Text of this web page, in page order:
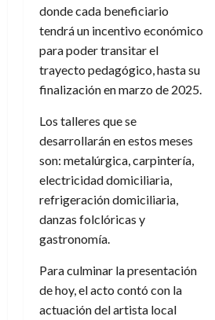
donde cada beneficiario
tendrá un incentivo económico
para poder transitar el
trayecto pedagógico, hasta su
finalización en marzo de 2025.
Los talleres que se
desarrollarán en estos meses
son: metalúrgica, carpintería,
electricidad domiciliaria,
refrigeración domiciliaria,
danzas folclóricas y
gastronomía.
Para culminar la presentación
de hoy, el acto contó con la
actuación del artista local